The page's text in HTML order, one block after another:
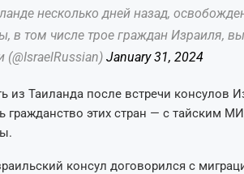
несколько дней назад,
в том числе трое граждан Израиля,
(@IsraelRussian) January 31, 2024
из Таиланда после встречи консулов
гражданство этих стран — с тайским
консул договорился с